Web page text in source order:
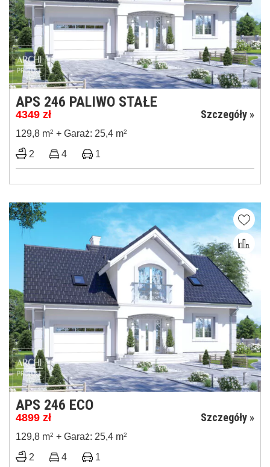
APS 246 PALIWO STAŁE
4349 zł Szczegóły »
129,8 m2 + Garaż: 25,4 m2
2 4 1
APS 246 ECO
4899 zł Szczegóły »
129,8 m2 + Garaż: 25,4 m2
2 4 1